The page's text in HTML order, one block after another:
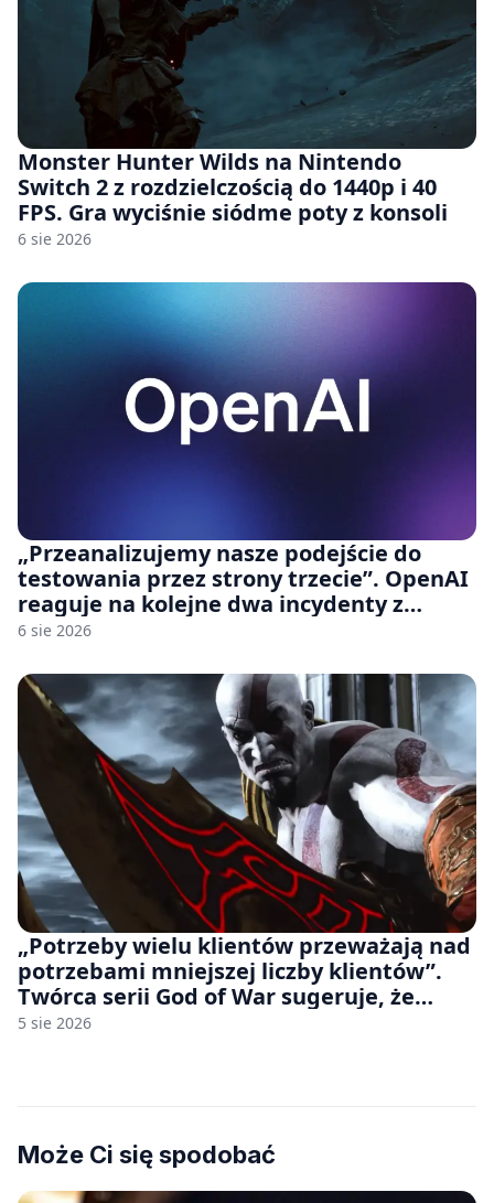
Monster Hunter Wilds na Nintendo
Switch 2 z rozdzielczością do 1440p i 40
FPS. Gra wyciśnie siódme poty z konsoli
6 sie 2026
„Przeanalizujemy nasze podejście do
testowania przez strony trzecie”. OpenAI
reaguje na kolejne dwa incydenty z
udziałem autorskich modeli
6 sie 2026
„Potrzeby wielu klientów przeważają nad
potrzebami mniejszej liczby klientów”.
Twórca serii God of War sugeruje, że
rozumie, dlaczego Sony rezygnuje z gier
5 sie 2026
Może Ci się spodobać